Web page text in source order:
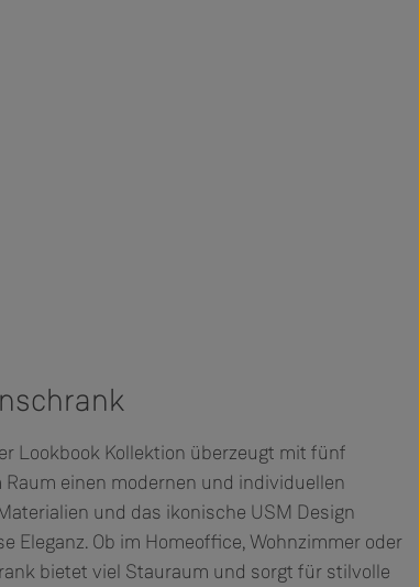
Lookbook Kollektion überzeugt mit fünf
einen modernen und individuellen
und das ikonische USM Design
Eleganz. Ob im Homeoffice, Wohnzimmer oder
bietet viel Stauraum und sorgt für stilvolle